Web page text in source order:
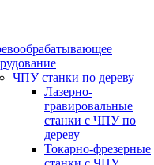
ЧПУ станки по дереву
Лазерно-
гравировальные
станки с ЧПУ по
дереву
Токарно-фрезерные